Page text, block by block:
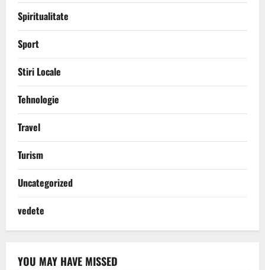
Spiritualitate
Sport
Stiri Locale
Tehnologie
Travel
Turism
Uncategorized
vedete
YOU MAY HAVE MISSED